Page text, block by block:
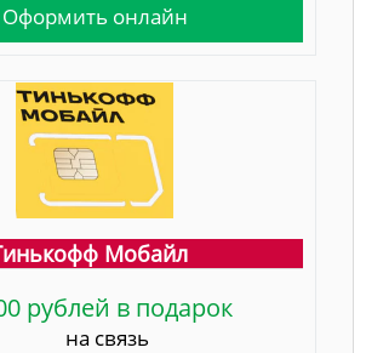
Оформить онлайн
Мобайл
рублей в подарок
на связь